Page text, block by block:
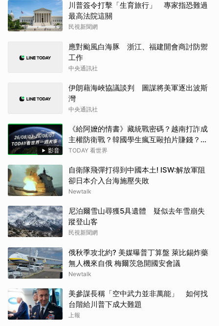
川普簽令打擊「生育旅行」 專家指恐難過
最高法院這關
民視新聞網
應對颱風白海豚 浙江、福建開會商討防禦
工作
中央通訊社
伊朗藉海峽協議談判 圖謀將美軍逐出波斯
灣
中央通訊社
影音
《給阿嬤的情書》藏統戰密碼？越南打詐成
主權防衛戰？韓國學生瘋互毆拍片賺錢？諾
蘭大片誤踩爭議領土地雷？上萬北非移民偷
TODAY 看世界
自衛隊飛彈打得到中國本土! ISW:解放軍阻
卻日本介入台海施壓失敗
Newtalk
尼泊爾雪山尋獲5具遺體 疑似去年雪崩失
蹤登山客
民視新聞網
俄秋季攻北約? 美媒曝普丁算盤 萊比錫炸藥
無人機來自俄 梅爾茨急開國安會議
Newtalk
美參謀長稱「空中武力並非萬能」 如何找
台階給川普下成大難題
上報